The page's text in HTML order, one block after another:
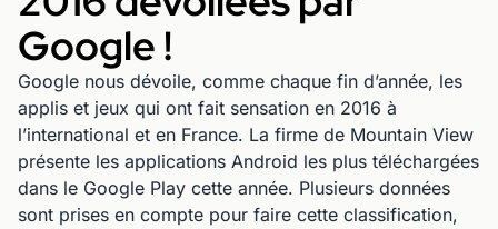
Google !
Google nous dévoile, comme chaque fin d’année, les
applis et jeux qui ont fait sensation en 2016 à
l’international et en France. La firme de Mountain View
présente les applications Android les plus téléchargées
dans le Google Play cette année. Plusieurs données
sont prises en compte pour faire cette classification,